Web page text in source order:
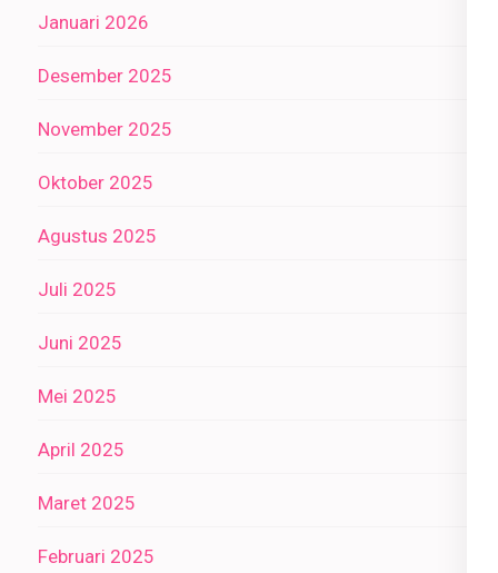
Januari 2026
Desember 2025
November 2025
Oktober 2025
Agustus 2025
Juli 2025
Juni 2025
Mei 2025
April 2025
Maret 2025
Februari 2025